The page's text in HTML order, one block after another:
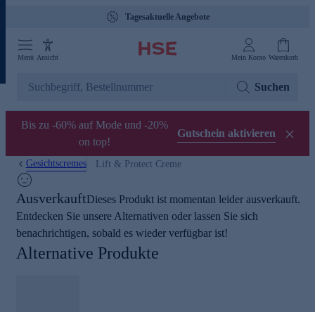
Tagesaktuelle Angebote
Menü Ansicht Mein Konto Warenkorb
Suchen
Bis zu -60% auf Mode und -20%
on top!
Gutschein aktivieren
Gesichtscremes Lift & Protect Creme
AusverkauftDieses Produkt ist momentan leider ausverkauft.
Entdecken Sie unsere Alternativen oder lassen Sie sich
benachrichtigen, sobald es wieder verfügbar ist!
Alternative Produkte